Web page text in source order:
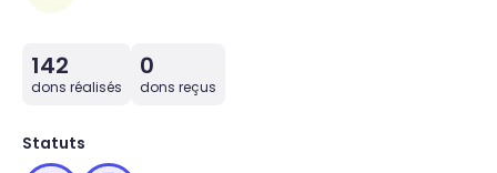
142
dons réalisés
0
dons reçus
Statuts